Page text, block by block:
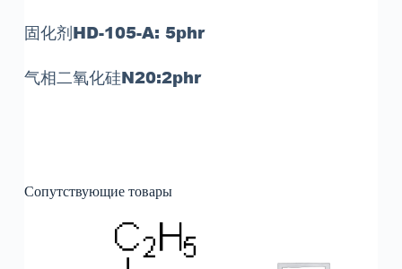
固化剂HD-105-A: 5phr
气相二氧化硅N20:2phr
Сопутствующие товары